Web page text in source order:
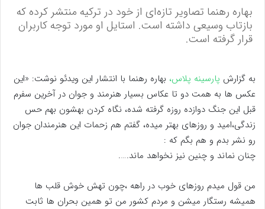
بهاره رهنما تصاویر تازه‌ای از خود در ترکیه منتشر کرده که
بازتاب وسیعی داشته است. استایل او مورد توجه کاربران
قرار گرفته است.
به گزارش پارسینه پلاس، بهاره رهنما با انتشار این ویدئو نوشت: «این
عکس ها به همت دو تا عکاس بسیار هنرمند و جوان در آخرین سفرم
قبل این جنگ دوازده روزه گرفته شده، نگاه کردن بهشون بهم حس
زندگی،امید و روزهای بهتر میده، گفتم هم زحمات این هنرمندان جوان
رو نشر بدم و هم بگم که :
چنان نماند و چنین نیز نخواهد ماند.‌‌‌‌….
من قول میدم روزهای خوب در راهه ،چون تهش خوش قلب ها
همیشه رستگار میشن و مردم کشور من تو همین بحران ها ثابت